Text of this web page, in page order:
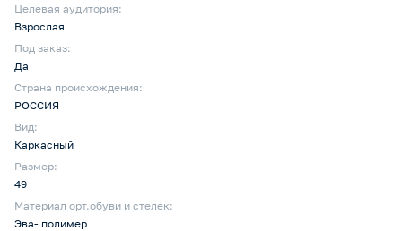
Целевая аудитория:
Взрослая
Под заказ:
Да
Страна происхождения:
РОССИЯ
Вид:
Каркасный
Размер:
49
Материал орт.обуви и стелек:
Эва- полимер